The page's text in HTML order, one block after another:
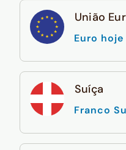
União
Euro hoje
Suíça
Franco